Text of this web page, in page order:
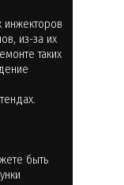
инжекторов
из-за их
таких
быть